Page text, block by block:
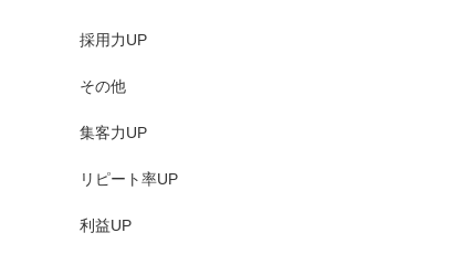
採用力UP
その他
集客力UP
リピート率UP
利益UP